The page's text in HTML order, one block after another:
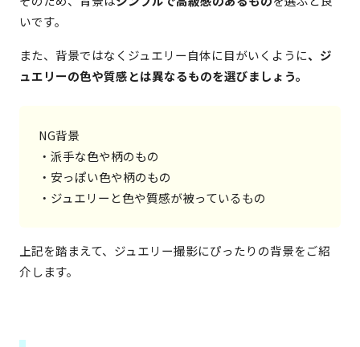
いです。
また、背景ではなくジュエリー自体に目がいくように、ジ
ュエリーの色や質感とは異なるものを選びましょう。
NG背景
・派手な色や柄のもの
・安っぽい色や柄のもの
・ジュエリーと色や質感が被っているもの
上記を踏まえて、ジュエリー撮影にぴったりの背景をご紹
介します。